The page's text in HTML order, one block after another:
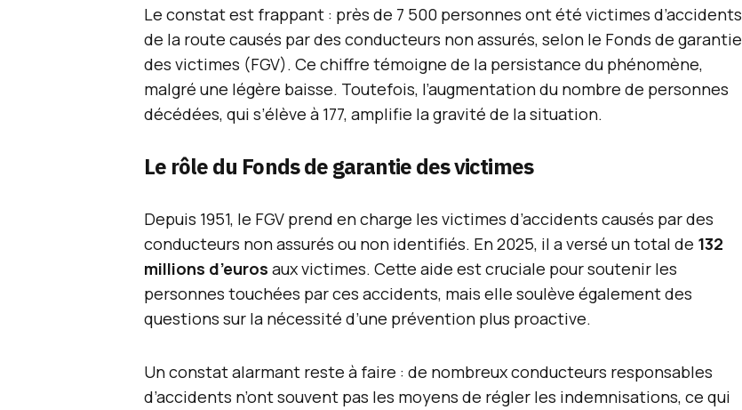
Le constat est frappant : près de 7 500 personnes ont été victimes d’accidents
de la route causés par des conducteurs non assurés, selon le Fonds de garantie
des victimes (FGV). Ce chiffre témoigne de la persistance du phénomène,
malgré une légère baisse. Toutefois, l’augmentation du nombre de personnes
décédées, qui s’élève à 177, amplifie la gravité de la situation.
Le rôle du Fonds de garantie des victimes
Depuis 1951, le FGV prend en charge les victimes d’accidents causés par des
conducteurs non assurés ou non identifiés. En 2025, il a versé un total de 132
millions d’euros aux victimes. Cette aide est cruciale pour soutenir les
personnes touchées par ces accidents, mais elle soulève également des
questions sur la nécessité d’une prévention plus proactive.
Un constat alarmant reste à faire : de nombreux conducteurs responsables
d’accidents n’ont souvent pas les moyens de régler les indemnisations, ce qui